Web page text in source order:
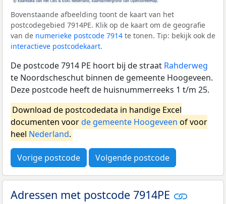
Bovenstaande afbeelding toont de kaart van het
postcodegebied 7914PE. Klik op de kaart om de geografie
van de numerieke postcode 7914 te tonen. Tip: bekijk ook de
interactieve postcodekaart.
De postcode 7914 PE hoort bij de straat Rahderweg
te Noordscheschut binnen de gemeente Hoogeveen.
Deze postcode heeft de huisnummerreeks 1 t/m 25.
Download de postcodedata in handige Excel
documenten voorde gemeente Hoogeveen of voor
heel Nederland.
Vorige postcode Volgende postcode
Adressen met postcode 7914PE